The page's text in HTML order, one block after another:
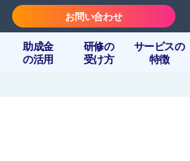
助成金
の活用
研修の
受け方
サービスの
特徴
お問い合わせ